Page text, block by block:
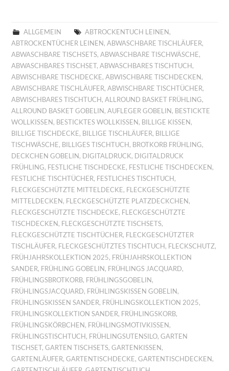
ALLGEMEIN ABTROCKENTUCH LEINEN ,
ABTROCKENTÜCHER LEINEN ,ABWASCHBARE TISCHLÄUFER,
ABWASCHBARE TISCHSETS,ABWASCHBARE TISCHWÄSCHE,
ABWASCHBARES TISCHSET,ABWASCHBARES TISCHTUCH ,
ABWISCHBARE TISCHDECKE,ABWISCHBARE TISCHDECKEN ,
ABWISCHBARE TISCHLÄUFER,ABWISCHBARE TISCHTÜCHER,
ABWISCHBARES TISCHTUCH ,ALLROUND BASKET FRÜHLING,
ALLROUND BASKET GOBELIN ,AUFLEGER GOBELIN , BESTICKTE
WOLLKISSEN , BESTICKTES WOLLKISSEN , BILLIGE KISSEN ,
BILLIGE TISCHDECKE, BILLIGE TISCHLÄUFER, BILLIGE
TISCHWÄSCHE, BILLIGES TISCHTUCH , BROTKORB FRÜHLING,
DECKCHEN GOBELIN , DIGITALDRUCK, DIGITALDRUCK
FRÜHLING, FESTLICHE TISCHDECKE, FESTLICHE TISCHDECKEN ,
FESTLICHE TISCHTÜCHER, FESTLICHES TISCHTUCH ,
FLECKGESCHÜTZTE MITTELDECKE, FLECKGESCHÜTZTE
MITTELDECKEN , FLECKGESCHÜTZTE PLATZDECKCHEN ,
FLECKGESCHÜTZTE TISCHDECKE, FLECKGESCHÜTZTE
TISCHDECKEN , FLECKGESCHÜTZTE TISCHSETS,
FLECKGESCHÜTZTE TISCHTÜCHER, FLECKGESCHÜTZTER
TISCHLÄUFER, FLECKGESCHÜTZTES TISCHTUCH , FLECKSCHUTZ,
FRÜHJAHRSKOLLEKTION 2025, FRÜHJAHRSKOLLEKTION
SANDER, FRÜHLING GOBELIN , FRÜHLINGS JACQUARD,
FRÜHLINGSBROTKORB, FRÜHLINGSGOBELIN ,
FRÜHLINGSJACQUARD, FRÜHLINGSKISSEN GOBELIN ,
FRÜHLINGSKISSEN SANDER, FRÜHLINGSKOLLEKTION 2025,
FRÜHLINGSKOLLEKTION SANDER, FRÜHLINGSKORB,
FRÜHLINGSKÖRBCHEN , FRÜHLINGSMOTIVKISSEN ,
FRÜHLINGSTISCHTUCH , FRÜHLINGSUTENSILO,GARTEN
TISCHSET,GARTEN TISCHSETS,GARTENKISSEN ,
GARTENLÄUFER,GARTENTISCHDECKE,GARTENTISCHDECKEN ,